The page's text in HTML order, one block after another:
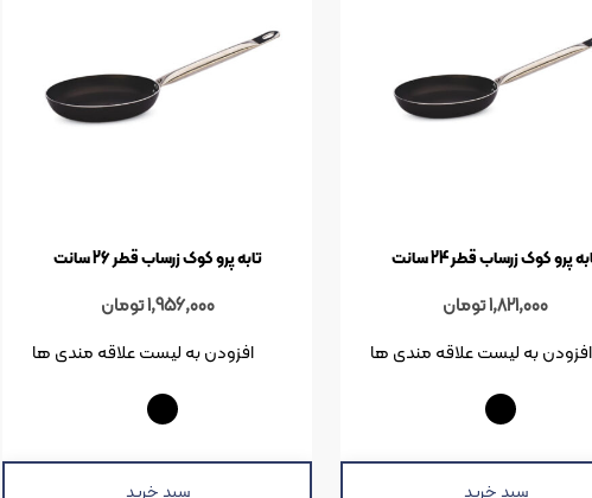
پرو کوک زرساب قطر 24 سانت
1,821,000تومان
سبد خرید
افزودن به لیست علاقه مندی ها
تابه پرو کوک زرساب قطر 26 سانت
1,956,000تومان
سبد خرید
افزودن به لیست علاقه مندی ها